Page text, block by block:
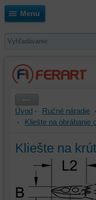
Menu
Úvod Ručné náradie
Kliešte na obrábanie
Kliešte na